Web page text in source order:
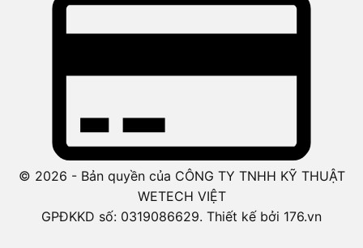
© 2026 - Bản quyền của CÔNG TY TNHH KỸ THUẬT
WETECH VIỆT
GPĐKKD số: 0319086629. Thiết kế bởi 176.vn